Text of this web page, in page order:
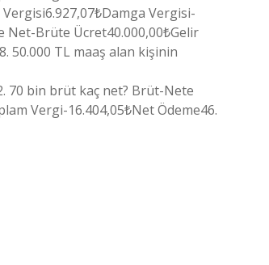
Vergisi-
Net-Brüte Ücret40.000,00₺Gelir
50.000 TL maaş alan kişinin
70 bin brüt kaç net? Brüt-Nete
Vergi-16.404,05₺Net Ödeme46.